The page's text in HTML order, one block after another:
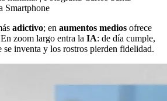
Smartphone
adictivo; en aumentos medios ofrece
zoom largo entra la IA: de día cumple,
se inventa y los rostros pierden fidelidad.